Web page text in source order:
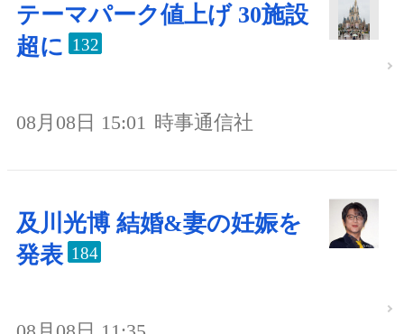
テーマパーク値上げ 30施設
超に 132
08月08日 15:01 時事通信社
及川光博 結婚&妻の妊娠を
発表 184